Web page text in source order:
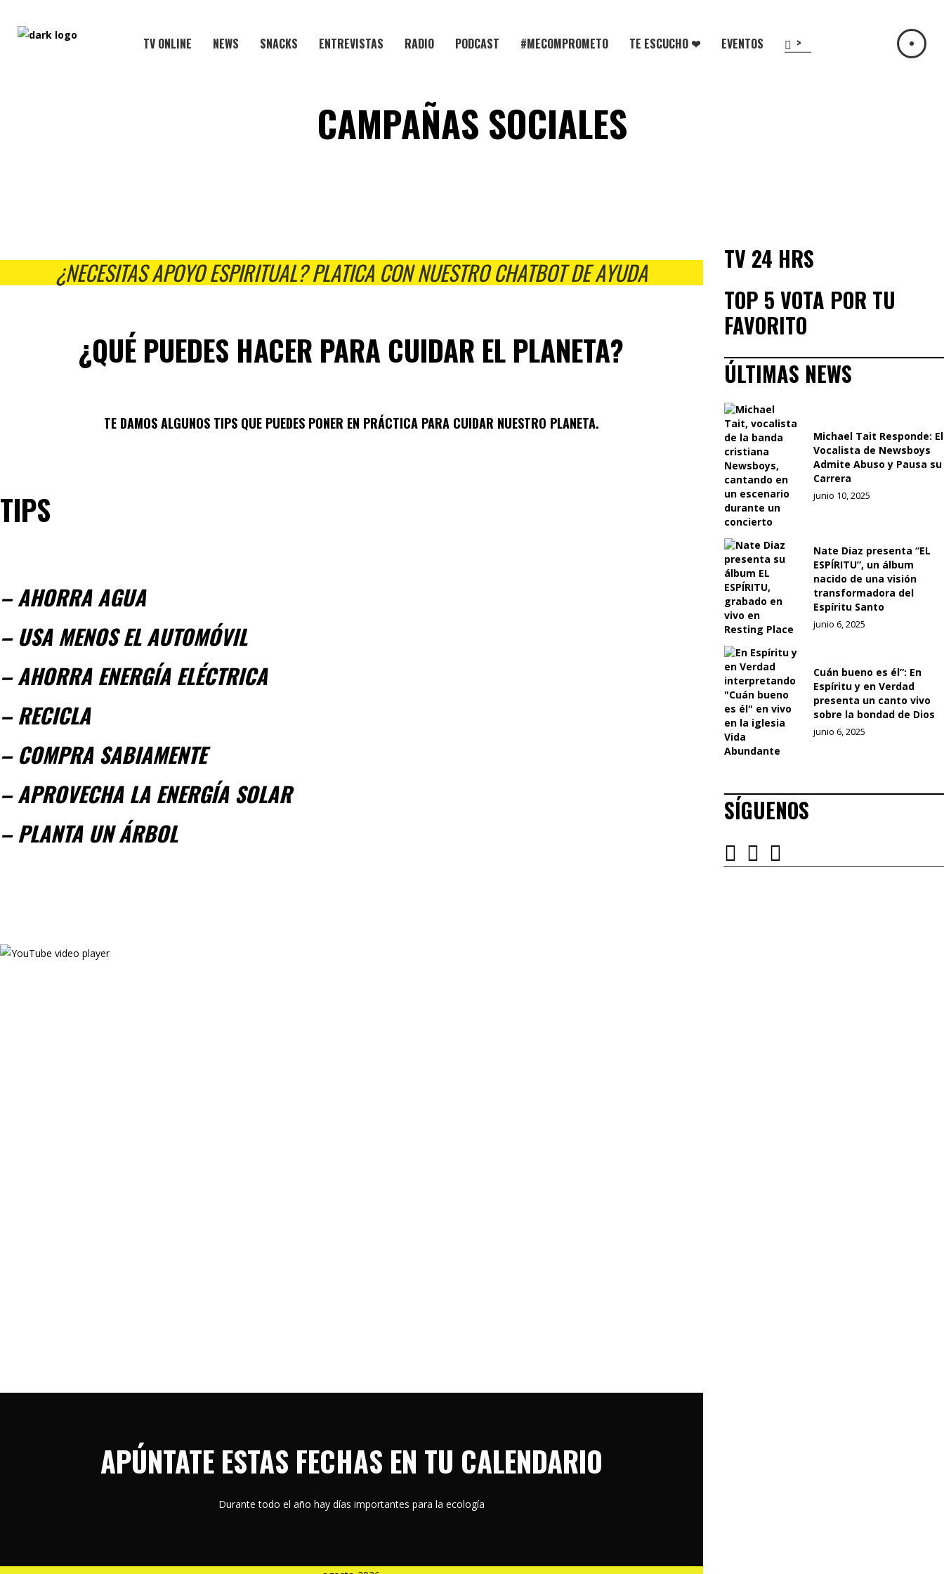
TV ONLINE NEWS SNACKS ENTREVISTAS RADIO PODCAST #MECOMPROMETO TE ESCUCHO ❤ EVENTOS >
CAMPAÑAS SOCIALES
¿NECESITAS APOYO ESPIRITUAL? PLATICA CON NUESTRO CHATBOT DE AYUDA
¿QUÉ PUEDES HACER PARA CUIDAR EL PLANETA?
TE DAMOS ALGUNOS TIPS QUE PUEDES PONER EN PRÁCTICA PARA CUIDAR NUESTRO PLANETA.
TIPS
– AHORRA AGUA
– USA MENOS EL AUTOMÓVIL
– AHORRA ENERGÍA ELÉCTRICA
– RECICLA
– COMPRA SABIAMENTE
– APROVECHA LA ENERGÍA SOLAR
– PLANTA UN ÁRBOL
APÚNTATE ESTAS FECHAS EN TU CALENDARIO
Durante todo el año hay días importantes para la ecología
TV 24 HRS
TOP 5 VOTA POR TU
FAVORITO
ÚLTIMAS NEWS
Michael Tait Responde: El
Vocalista de Newsboys
Admite Abuso y Pausa su
Carrera
junio 10, 2025
Nate Diaz presenta “EL
ESPÍRITU”, un álbum
nacido de una visión
transformadora del
Espíritu Santo
junio 6, 2025
Cuán bueno es él”: En
Espíritu y en Verdad
presenta un canto vivo
sobre la bondad de Dios
junio 6, 2025
SÍGUENOS